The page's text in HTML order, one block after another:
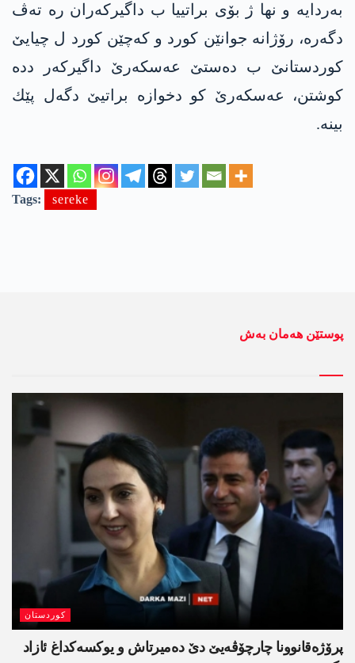
به‌ردایه‌ و نها ژ بۆی براتییا ب داگیركه‌ران ره‌ ته‌ڤ
دگه‌ره‌، رۆژانه‌ جوانێن كورد و كه‌چێن كورد ل چیایێ
كوردستانێ ب ده‌ستێ عه‌سكه‌رێ داگیركه‌ر دده‌
كوشتن، عه‌سكه‌رێ كو دخوازه‌ براتیێ دگه‌ل پێك
بینه‌.
Tags: sereke
پوستێن ھەمان بەش
کوردستان
پرۆژەقانوونا چارچۆڤەیێ دێ دەمیرتاش و یوکسەکداغ ئازاد